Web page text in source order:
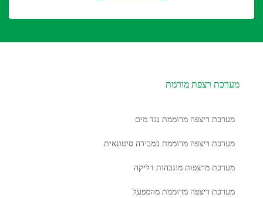
מערכת רצפת מורמת
מערכת ריצפה מרוממת נגד מים
מערכת ריצפה מרוממת במכירה סיטונאית
מערכת מרצפות מוגבהות דליקה
מערכת ריצפה מרוממת מהמפעל